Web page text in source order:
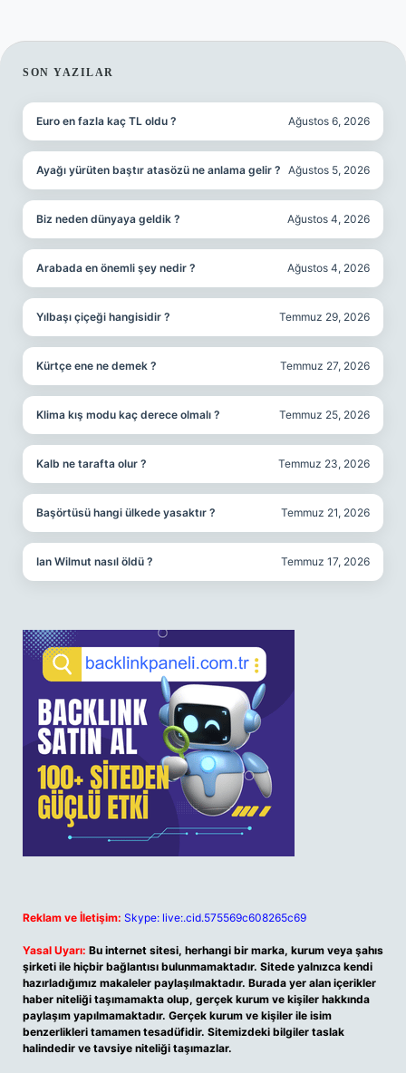
SIDEBAR
SON YAZILAR
Euro en fazla kaç TL oldu ? Ağustos 6, 2026
Ayağı yürüten baştır atasözü ne anlama gelir ? Ağustos 5, 2026
Biz neden dünyaya geldik ? Ağustos 4, 2026
Arabada en önemli şey nedir ? Ağustos 4, 2026
Yılbaşı çiçeği hangisidir ? Temmuz 29, 2026
Kürtçe ene ne demek ? Temmuz 27, 2026
Klima kış modu kaç derece olmalı ? Temmuz 25, 2026
Kalb ne tarafta olur ? Temmuz 23, 2026
Başörtüsü hangi ülkede yasaktır ? Temmuz 21, 2026
Ian Wilmut nasıl öldü ? Temmuz 17, 2026
Reklam ve İletişim: Skype: live:.cid.575569c608265c69
Yasal Uyarı: Bu internet sitesi, herhangi bir marka, kurum veya şahıs
şirketi ile hiçbir bağlantısı bulunmamaktadır. Sitede yalnızca kendi
hazırladığımız makaleler paylaşılmaktadır. Burada yer alan içerikler
haber niteliği taşımamakta olup, gerçek kurum ve kişiler hakkında
paylaşım yapılmamaktadır. Gerçek kurum ve kişiler ile isim
benzerlikleri tamamen tesadüfidir. Sitemizdeki bilgiler taslak
halindedir ve tavsiye niteliği taşımazlar.